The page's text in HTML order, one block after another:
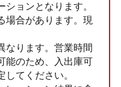
ョンとなります。
場合があります。現
なります。営業時間
能のため、入出庫可
てください。